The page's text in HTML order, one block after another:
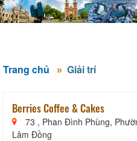
Trang chủ Giải trí
Berries Coffee & Cakes
73 , Phan Đình Phùng,
Lâm Đồng